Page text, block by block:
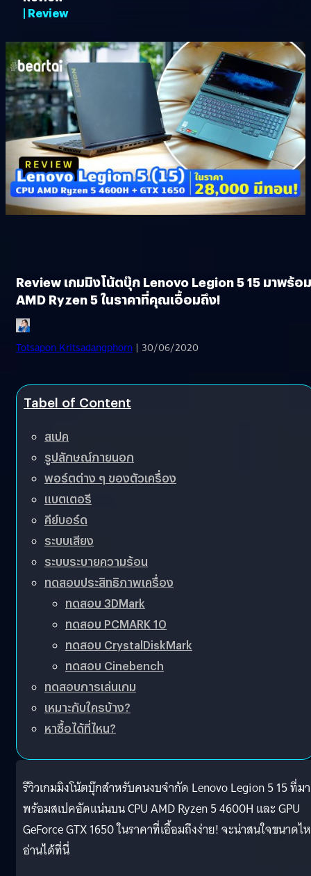
| Review
Review เกมมิงโน้ตบุ๊ก Lenovo Legion 5 15 มาพร้อม
AMD Ryzen 5 ในราคาที่คุณเอื้อมถึง!
Totsapon Kritsadangphorn | 30/06/2020
Tabel of Content
สเปค
รูปลักษณ์ภายนอก
พอร์ตต่าง ๆ ของตัวเครื่อง
แบตเตอรี
คีย์บอร์ด
ระบบเสียง
ระบบระบายความร้อน
ทดสอบประสิทธิภาพเครื่อง
ทดสอบ 3DMark
ทดสอบ PCMARK 10
ทดสอบ CrystalDiskMark
ทดสอบ Cinebench
ทดสอบการเล่นเกม
เหมาะกับใครบ้าง?
หาซื้อได้ที่ไหน?
รีวิวเกมมิงโน้ตบุ๊กสำหรับคนงบจำกัด Lenovo Legion 5 15 ที่มา
พร้อมสเปคอัดแน่นบน CPU AMD Ryzen 5 4600H และ GPU
GeForce GTX 1650 ในราคาที่เอื้อมถึงง่าย! จะน่าสนใจขนาดไ
อ่านได้ที่นี่